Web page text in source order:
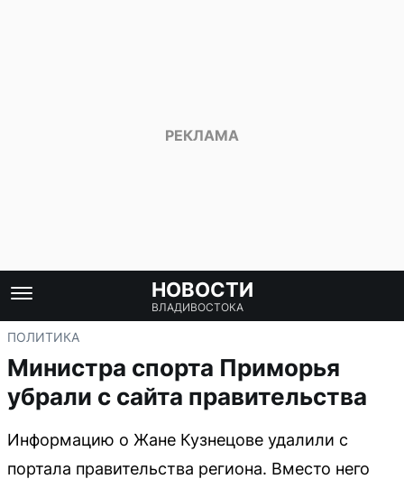
НОВОСТИ
ВЛАДИВОСТОКА
ПОЛИТИКА
Министра спорта Приморья
убрали с сайта правительства
Информацию о Жане Кузнецове удалили с
портала правительства региона. Вместо него